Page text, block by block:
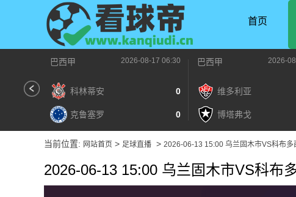
首页
巴西甲 2026-08-17 06:30
科林蒂安 0
克鲁塞罗 0
巴西甲 2026-
维多利亚
博塔弗戈
当前位置: 网站首页 > 足球直播 > 2026-06-13 15:00 乌兰固木市VS科布多
2026-06-13 15:00 乌兰固木市VS科布